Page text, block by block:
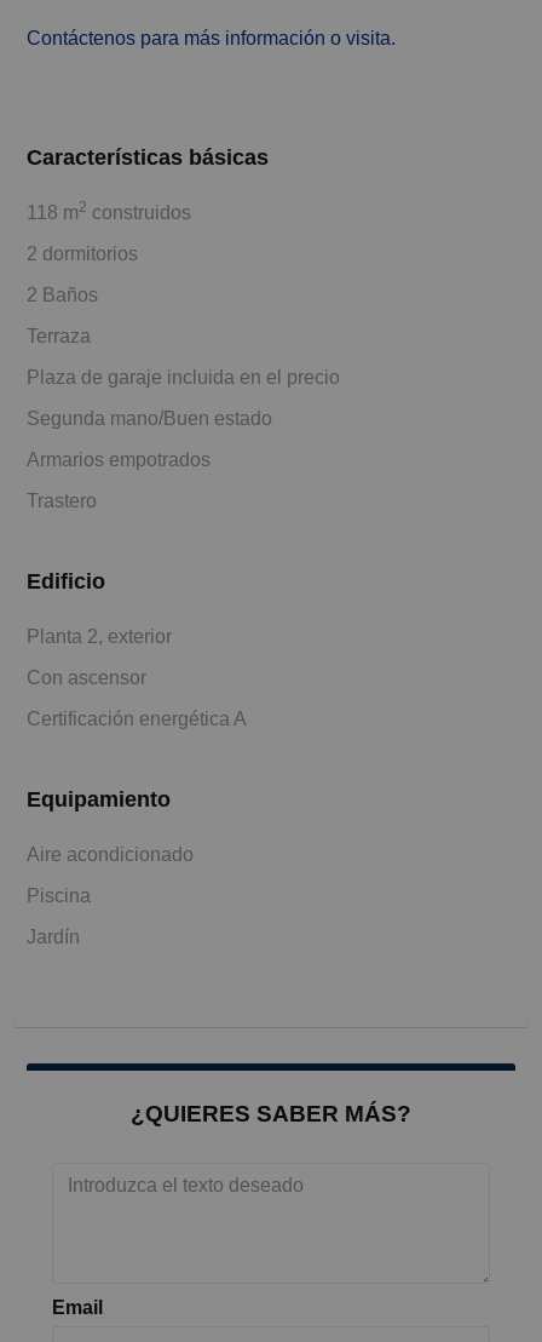
Contáctenos para más información o visita.
Características básicas
118 m2 construidos
2 dormitorios
2 Baños
Terraza
Plaza de garaje incluida en el precio
Segunda mano/Buen estado
Armarios empotrados
Trastero
Edificio
Planta 2, exterior
Con ascensor
Certificación energética A
Equipamiento
Aire acondicionado
Piscina
Jardín
¿QUIERES SABER MÁS?
Email